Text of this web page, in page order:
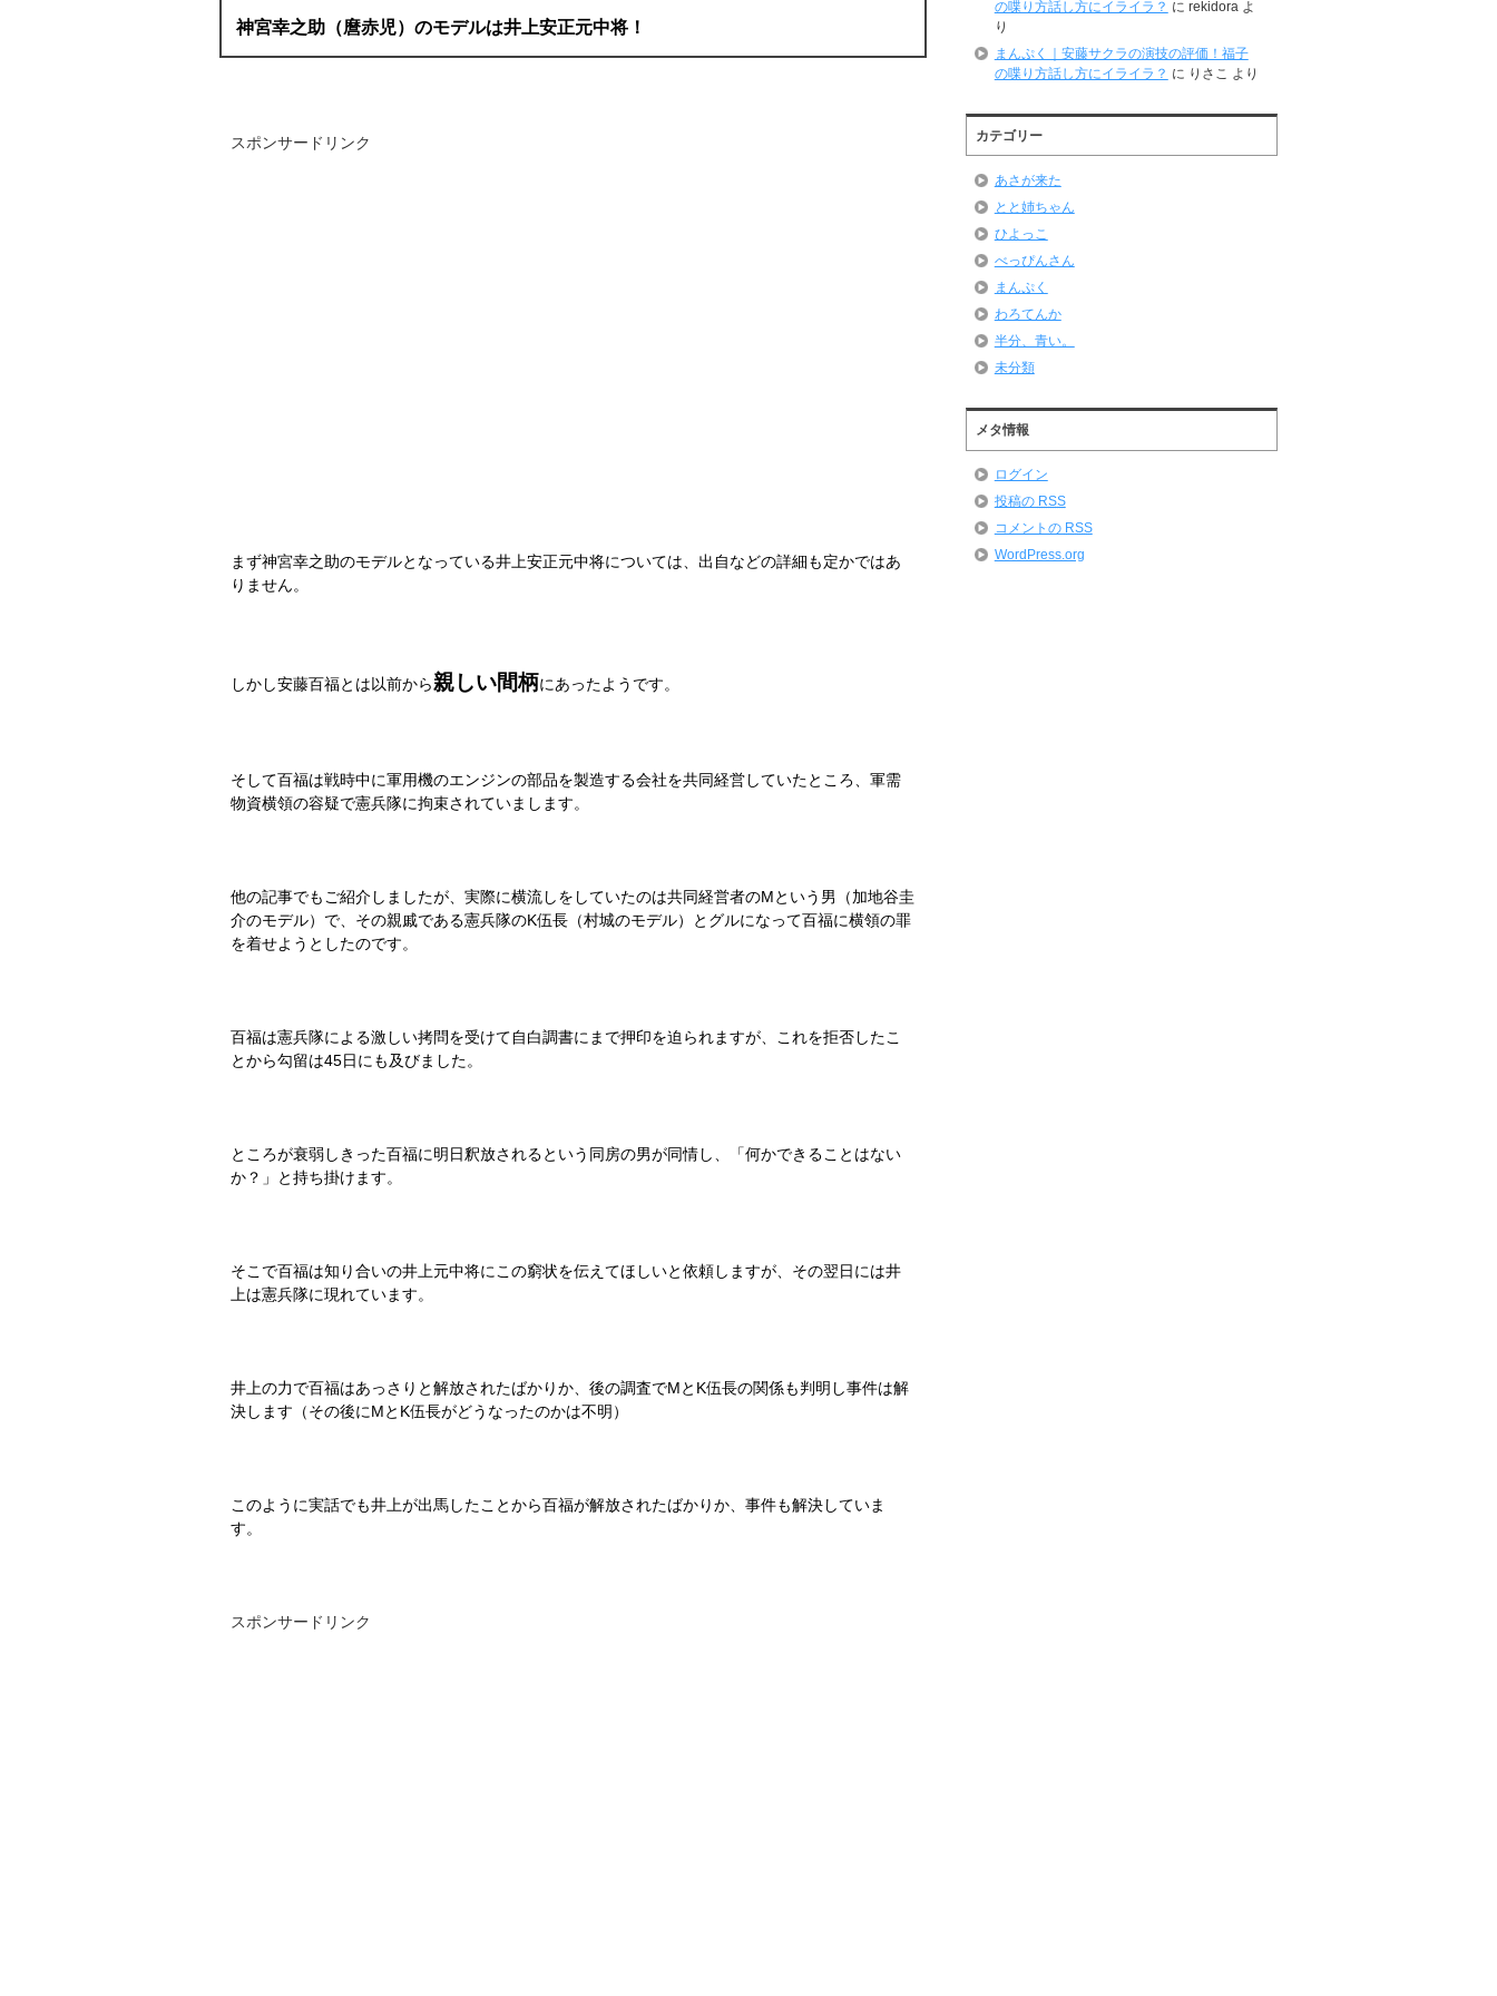
神宮幸之助（麿赤児）のモデルは井上安正元中将！
スポンサードリンク
まず神宮幸之助のモデルとなっている井上安正元中将については、出自などの詳細も定かではあ
りません。
しかし安藤百福とは以前から親しい間柄にあったようです。
そして百福は戦時中に軍用機のエンジンの部品を製造する会社を共同経営していたところ、軍需
物資横領の容疑で憲兵隊に拘束されていまします。
他の記事でもご紹介しましたが、実際に横流しをしていたのは共同経営者のMという男（加地谷圭
介のモデル）で、その親戚である憲兵隊のK伍長（村城のモデル）とグルになって百福に横領の罪
を着せようとしたのです。
百福は憲兵隊による激しい拷問を受けて自白調書にまで押印を迫られますが、これを拒否したこ
とから勾留は45日にも及びました。
ところが衰弱しきった百福に明日釈放されるという同房の男が同情し、「何かできることはない
か？」と持ち掛けます。
そこで百福は知り合いの井上元中将にこの窮状を伝えてほしいと依頼しますが、その翌日には井
上は憲兵隊に現れています。
井上の力で百福はあっさりと解放されたばかりか、後の調査でMと K伍長の関係も判明し事件は解
決します（その後にMと K伍長がどうなったのかは不明）
このように実話でも井上が出馬したことから百福が解放されたばかりか、事件も解決していま
す。
スポンサードリンク
の喋り方話し方にイライラ？ に rekidora よ
り
まんぷく｜安藤サクラの演技の評価！福子
の喋り方話し方にイライラ？ に りさこ より
カテゴリー
あさが来た
とと姉ちゃん
ひよっこ
べっぴんさん
まんぷく
わろてんか
半分、青い。
未分類
メタ情報
ログイン
投稿の RSS
コメントの RSS
WordPress.org